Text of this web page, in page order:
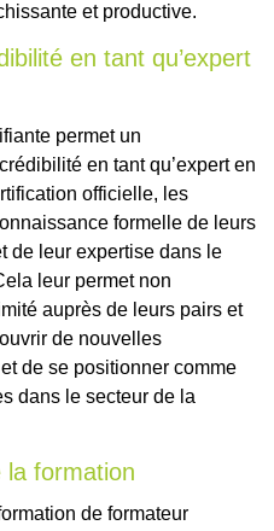
et productive.
en tant qu’expert
permet un
en tant qu’expert en
officielle, les
formelle de leurs
de leur expertise dans le
leur permet non
auprès de leurs pairs et
de nouvelles
de se positionner comme
dans le secteur de la
la formation
de formateur